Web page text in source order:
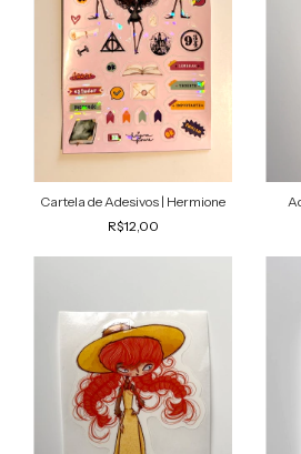
Cartela de Adesivos | Hermione
R$12,00